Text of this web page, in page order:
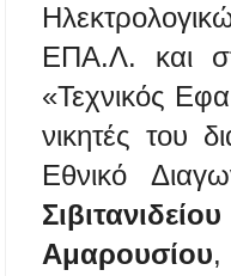
ΕΠΑ.Λ. και
«Τεχνικός
νικητές του
Εθνικό
Αμαρουσίου,